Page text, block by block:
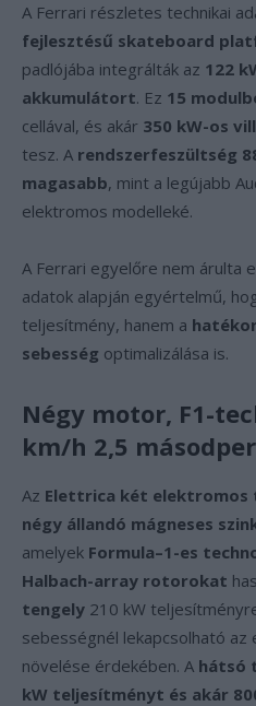
A Ferrari részletes technikai
fejlesztésű skateboard
padlójába integrálták az 122
akkumulátort. Ez 15
cellával, és akár 350 kW-os
tesz. A rendszerfeszültség
magasabb, mint a legújabb
elektromos modelleké.
A Ferrari egyelőre nem árulta
adatok alapján egyértelmű,
teljesítmény, hanem a
sebesség optimalizálása is.
Négy motor, F1-
km/h 2,5
Az Elettrica két elektromos
négy állandó mágneses
amelyek Formula–1-es
Halbach-array rotorokat
tengely 210 kW
sebességnél lekapcsolható az
növelése érdekében. A hátsó
kW teljesítményt és akár